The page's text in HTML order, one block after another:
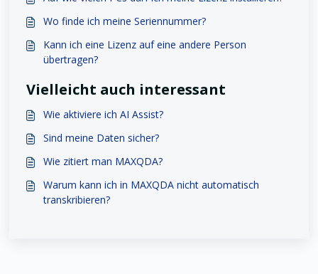
Wo finde ich meine Seriennummer?
Kann ich eine Lizenz auf eine andere Person
übertragen?
Vielleicht auch interessant
Wie aktiviere ich AI Assist?
Sind meine Daten sicher?
Wie zitiert man MAXQDA?
Warum kann ich in MAXQDA nicht automatisch
transkribieren?